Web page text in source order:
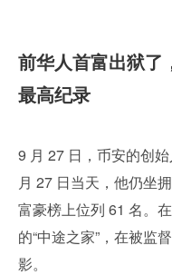
前华人首富出狱了
最高纪录
9 月 27 日，币安的创
月 27 日当天，他仍坐
富豪榜上位列 61 名。
的“中途之家”，在被监
影。